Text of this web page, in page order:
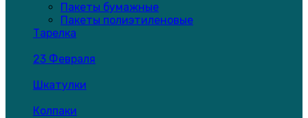
Пакеты бумажные
Пакеты полиэтиленовые
Тарелка
23 Февраля
Шкатулки
Колпаки